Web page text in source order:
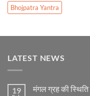
Bhojpatra Yantra
LATEST NEWS
19 मंगल ग्रह की